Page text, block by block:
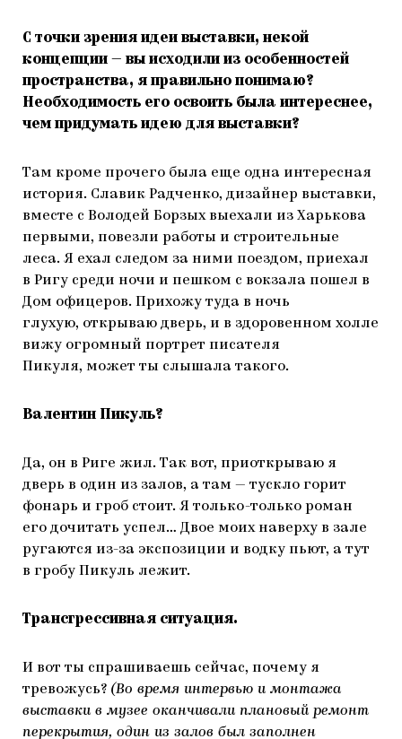
С точки зрения идеи выставки, некой
концепции — вы исходили из особенностей
пространства, я правильно понимаю?
Необходимость его освоить была интереснее,
чем придумать идею для выставки?
Там кроме прочего была еще одна интересная
история. Славик Радченко, дизайнер выставки,
вместе с Володей Борзых выехали из Харькова
первыми, повезли работы и строительные
леса. Я ехал следом за ними поездом, приехал
в Ригу среди ночи и пешком с вокзала пошел в
Дом офицеров. Прихожу туда в ночь
глухую, открываю дверь, и в здоровенном холле
вижу огромный портрет писателя
Пикуля, может ты слышала такого.
Валентин Пикуль?
Да, он в Риге жил. Так вот, приоткрываю я
дверь в один из залов, а там — тускло горит
фонарь и гроб стоит. Я только-только роман
его дочитать успел… Двое моих наверху в зале
ругаются из-за экспозиции и водку пьют, а тут
в гробу Пикуль лежит.
Трансгрессивная ситуация.
И вот ты спрашиваешь сейчас, почему я
тревожусь? (Во время интервью и монтажа
выставки в музее оканчивали плановый ремонт
перекрытия, один из залов был заполнен